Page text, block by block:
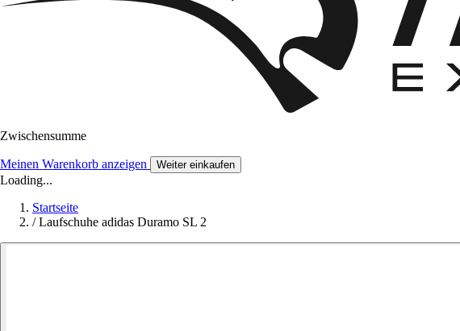
Zwischensumme
Meinen Warenkorb anzeigen Weiter einkaufen
Loading...
Startseite
/ Laufschuhe adidas Duramo SL 2